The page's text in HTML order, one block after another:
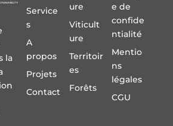
la
Service
s
A
propos
Projets
Contact
ure
Viticult
ure
Territoir
es
Forêts
e de
confide
ntialité
Mentio
ns
légales
CGU